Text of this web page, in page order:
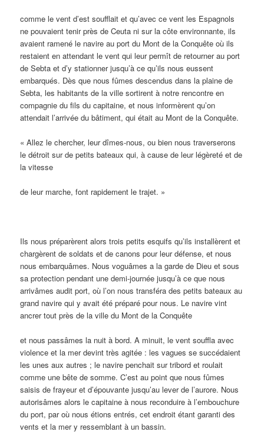
comme le vent d’est soufflait et qu’avec ce vent les Espagnols
ne pouvaient tenir près de Ceuta ni sur la côte environnante, ils
avaient ramené le navire au port du Mont de la Conquête où ils
restaient en attendant le vent qui leur permît de retourner au port
de Sebta et d’y stationner jusqu’à ce qu’ils nous eussent
embarqués. Dès que nous fûmes descendus dans la plaine de
Sebta, les habitants de la ville sortirent à notre rencontre en
compagnie du fils du capitaine, et nous informèrent qu’on
attendait l’arrivée du bâtiment, qui était au Mont de la Conquête.
« Allez le chercher, leur dîmes-nous, ou bien nous traverserons
le détroit sur de petits bateaux qui, à cause de leur légèreté et de
la vitesse
de leur marche, font rapidement le trajet. »
Ils nous préparèrent alors trois petits esquifs qu’ils installèrent et
chargèrent de soldats et de canons pour leur défense, et nous
nous embarquâmes. Nous voguâmes a la garde de Dieu et sous
sa protection pendant une demi-journée jusqu’à ce que nous
arrivâmes audit port, où l’on nous transféra des petits bateaux au
grand navire qui y avait été préparé pour nous. Le navire vint
ancrer tout près de la ville du Mont de la Conquête
et nous passâmes la nuit à bord. A minuit, le vent souffla avec
violence et la mer devint très agitée : les vagues se succédaient
les unes aux autres ; le navire penchait sur tribord et roulait
comme une bête de somme. C’est au point que nous fûmes
saisis de frayeur et d’épouvante jusqu’au lever de l’aurore. Nous
autorisâmes alors le capitaine à nous reconduire à l’embouchure
du port, par où nous étions entrés, cet endroit étant garanti des
vents et la mer y ressemblant à un bassin.